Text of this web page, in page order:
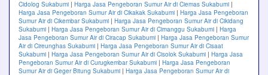
Cidolog Sukabumi | Harga Jasa Pengeboran Sumur Air di Ciemas Sukabumi |
Harga Jasa Pengeboran Sumur Air di Cikakak Sukabumi | Harga Jasa Pengeboran
Sumur Air di Cikembar Sukabumi | Harga Jasa Pengeboran Sumur Air di Cikidang
Sukabumi | Harga Jasa Pengeboran Sumur Air di Cimanggu Sukabumi | Harga
Jasa Pengeboran Sumur Air di Ciracap Sukabumi | Harga Jasa Pengeboran Sumur
Air di Cireunghas Sukabumi | Harga Jasa Pengeboran Sumur Air di Cisaat
Sukabumi | Harga Jasa Pengeboran Sumur Air di Cisolok Sukabumi | Harga Jasa
Pengeboran Sumur Air di Curugkembar Sukabumi | Harga Jasa Pengeboran
Sumur Air di Geger Bitung Sukabumi | Harga Jasa Pengeboran Sumur Air di